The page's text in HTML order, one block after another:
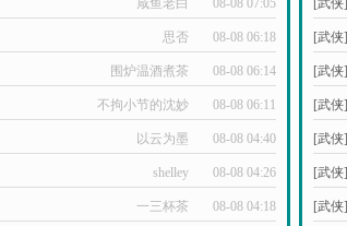
咸鱼老白 08-08 07:05
思否 08-08 06:18
围炉温酒煮茶 08-08 06:14
不拘小节的沈妙 08-08 06:11
以云为墨 08-08 04:40
shelley 08-08 04:26
一三杯茶 08-08 04:18
[武侠]
[武侠]
[武侠]
[武侠]
[武侠]
[武侠]
[武侠]